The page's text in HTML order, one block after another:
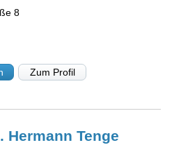
8
Zum Profil
HermannTenge